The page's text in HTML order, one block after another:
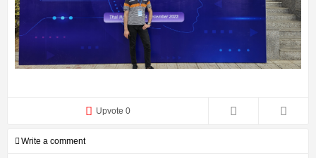
Upvote 0
Write a comment